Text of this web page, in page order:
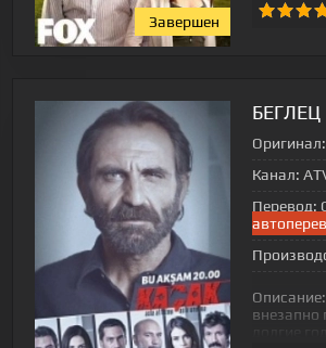
Завершен
БЕГЛЕЦ
Оригинал:
Канал:
Перевод:
Описание:
внезапно
долгие